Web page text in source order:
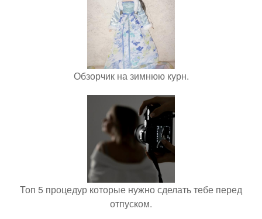
Обзорчик на зимнюю курн.
Топ 5 процедур которые нужно сделать тебе перед
отпуском.